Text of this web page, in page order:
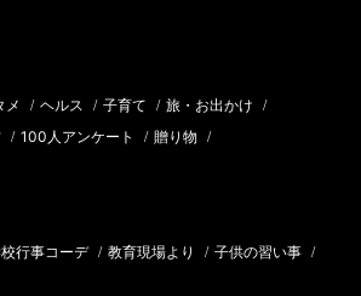
メ / ヘルス / 子育て / 旅・お出かけ /
/ 100人アンケート / 贈り物 /
行事コーデ / 教育現場より / 子供の習い事 /